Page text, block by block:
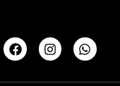
a
c
e
n
s
t
h
a
t